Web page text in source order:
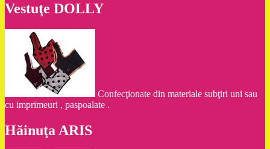
Vestuţe DOLLY
Confecţionate din materiale subţiri uni sau
cu imprimeuri , paspoalate .
Hăinuţa ARIS